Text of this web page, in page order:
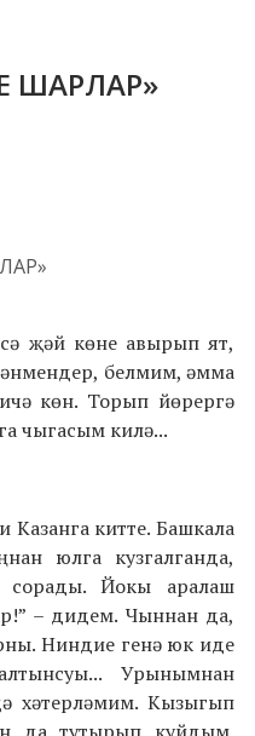
ШАРЛАР»
җәй көне авырып ят,
белмим, әмма
көн. Торып йөрергә
чыгасым килә...
Казанга китте. Башкала
юлга кузгалганда,
сорады. Йокы аралаш
– дидем. Чыннан да,
Ниндие генә юк иде
Урынымнан
хәтерләмим. Кызыгып